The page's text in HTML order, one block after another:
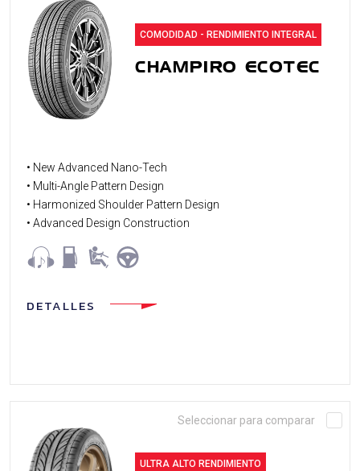
COMODIDAD - RENDIMIENTO INTEGRAL
CHAMPIRO ECOTEC
• New Advanced Nano-Tech
• Multi-Angle Pattern Design
• Harmonized Shoulder Pattern Design
• Advanced Design Construction
DETALLES
Seleccionar para comparar
ULTRA ALTO RENDIMIENTO